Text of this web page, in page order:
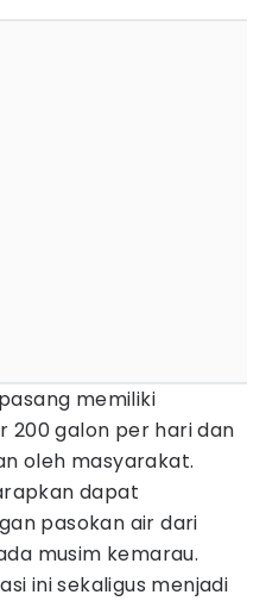
memiliki
200 galon per hari dan
oleh masyarakat.
dapat
pasokan air dari
musim kemarau.
ini sekaligus menjadi